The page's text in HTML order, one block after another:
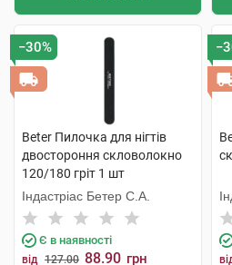
−30%
Beter Пилочка для нігтів
двостороння скловолокно
120/180 гріт 1 шт
Індастріас Бетер С.А.
Є в наявності
від 127.00 88.90 грн